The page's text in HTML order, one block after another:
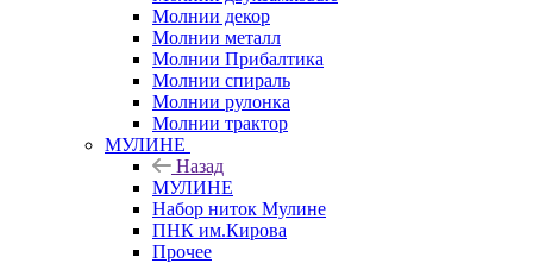
Молнии декор
Молнии металл
Молнии Прибалтика
Молнии спираль
Молнии рулонка
Молнии трактор
МУЛИНЕ
Назад
МУЛИНЕ
Набор ниток Мулине
ПНК им.Кирова
Прочее